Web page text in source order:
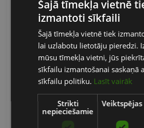
GRAVITY R SHORT SOLID LAT
ATTACHMENT BAR WITH RUBBER
CM, 4 KG
GRAVITY
30.63€
pievienot
Šajā tīmekļa vietnē
izmantoti sīkfaili
Šajā tīmekļa vietnē tiek
lai uzlabotu lietotāju pieredzi.
mūsu tīmekļa vietni, jūs
sīkfailu izmantošanai saskaņā
sīkfailu politiku. Lasīt vairāk
Strikti
nepieciešamie
Veiktspējas